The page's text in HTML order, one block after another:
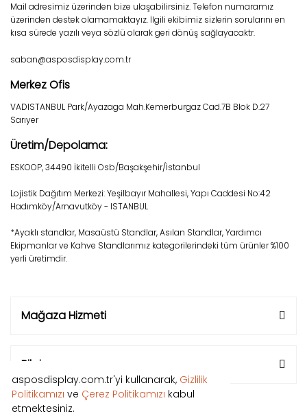
asposdisplay.com.tr'yi kullanarak, Gizlilik
Politikamızı ve Çerez Politikamızı kabul
etmektesiniz.
Mail adresimiz üzerinden bize ulaşabilirsiniz. Telefon numaramız
üzerinden destek olamamaktayız. İlgili ekibimiz sizlerin sorularını en
kısa sürede yazılı veya sözlü olarak geri dönüş sağlayacaktr.
saban@asposdisplay.com.tr
Merkez Ofis
VADISTANBUL Park/Ayazaga Mah.Kemerburgaz Cad.7B Blok D.27
Sarıyer
Üretim/Depolama:
ESKOOP, 34490 İkitelli Osb/Başakşehir/İstanbul
Lojistik Dağıtım Merkezi: Yeşilbayır Mahallesi, Yapı Caddesi No:42
Hadımköy/Arnavutköy - ISTANBUL
*Ayaklı standlar, Masaüstü Standlar, Asılan Standlar, Yardımcı
Ekipmanlar ve Kahve Standlarımız kategorilerindeki tüm ürünler %100
yerli üretimdir.
Mağaza Hizmeti
Bilgi